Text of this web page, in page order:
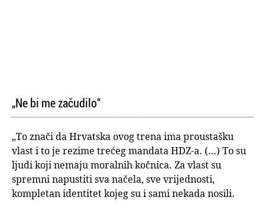
„Ne bi me začudilo“
„To znači da Hrvatska ovog trena ima proustašku
vlast i to je rezime trećeg mandata HDZ-a. (…) To su
ljudi koji nemaju moralnih kočnica. Za vlast su
spremni napustiti sva načela, sve vrijednosti,
kompletan identitet kojeg su i sami nekada nosili.